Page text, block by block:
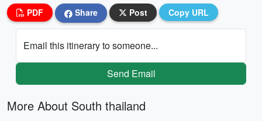
PDF Share Post Copy URL
Email this itinerary to someone...
Send Email
More About South thailand